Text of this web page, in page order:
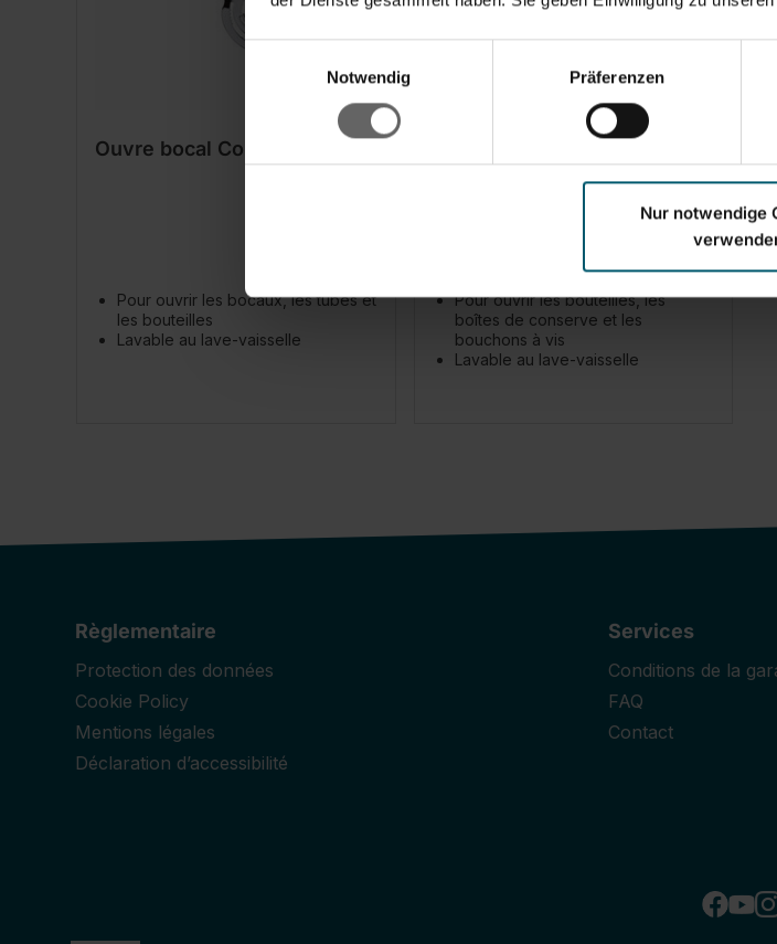
Notwendig
Präferenzen
Nur notwendige
Ouvre bocal ComfortLine
Pour ouvrir les bocaux, les tubes et
les bouteilles
Lavable au lave-vaisselle
Pour ouvrir les bouteilles, les
boîtes de conserve et les
bouchons à vis
Lavable au lave-vaisselle
Règlementaire
Protection des données
Cookie Policy
Mentions légales
Déclaration d’accessibilité
Services
Conditions de la
FAQ
Contact